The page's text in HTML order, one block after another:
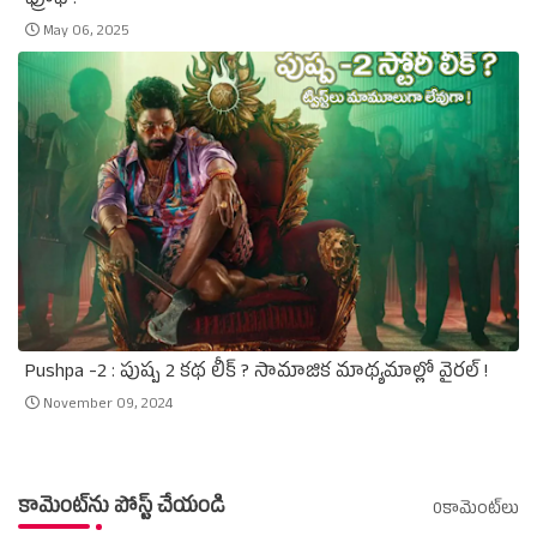
May 06, 2025
Pushpa -2 : పుష్ప 2 కథ లీక్‌ ? సామాజిక మాథ్యమాల్లో వైరల్‌ !
November 09, 2024
కామెంట్‌ను పోస్ట్ చేయండి 0కామెంట్‌లు